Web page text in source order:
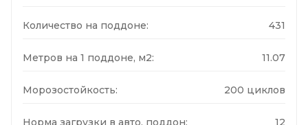
Количество на поддоне: 431
Метров на 1 поддоне, м2: 11.07
Морозостойкость: 200 циклов
Норма загрузки в авто, поддон: 12